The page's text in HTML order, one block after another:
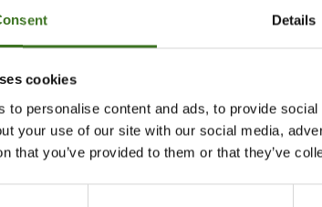
Details
cookies
to personalise content and ads, to provide
your use of our site with our social media,
that you’ve provided to them or that they’ve